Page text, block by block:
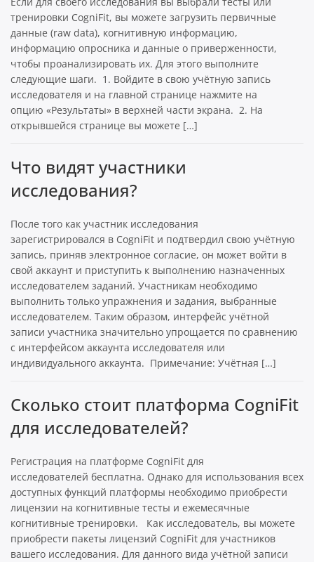
тренировки CogniFit, вы можете загрузить первичные
данные (raw data), когнитивную информацию,
информацию опросника и данные о приверженности,
чтобы проанализировать их. Для этого выполните
следующие шаги. 1. Войдите в свою учётную запись
исследователя и на главной странице нажмите на
опцию «Результаты» в верхней части экрана. 2. На
открывшейся странице вы можете […]
Что видят участники
исследования?
После того как участник исследования
зарегистрировался в CogniFit и подтвердил свою учётную
запись, приняв электронное согласие, он может войти в
свой аккаунт и приступить к выполнению назначенных
исследователем заданий. Участникам необходимо
выполнить только упражнения и задания, выбранные
исследователем. Таким образом, интерфейс учётной
записи участника значительно упрощается по сравнению
с интерфейсом аккаунта исследователя или
индивидуального аккаунта. Примечание: Учётная […]
Сколько стоит платформа CogniFit
для исследователей?
Регистрация на платформе CogniFit для
исследователей бесплатна. Однако для использования всех
доступных функций платформы необходимо приобрести
лицензии на когнитивные тесты и ежемесячные
когнитивные тренировки. Как исследователь, вы можете
приобрести пакеты лицензий CogniFit для участников
вашего исследования. Для данного вида учётной записи